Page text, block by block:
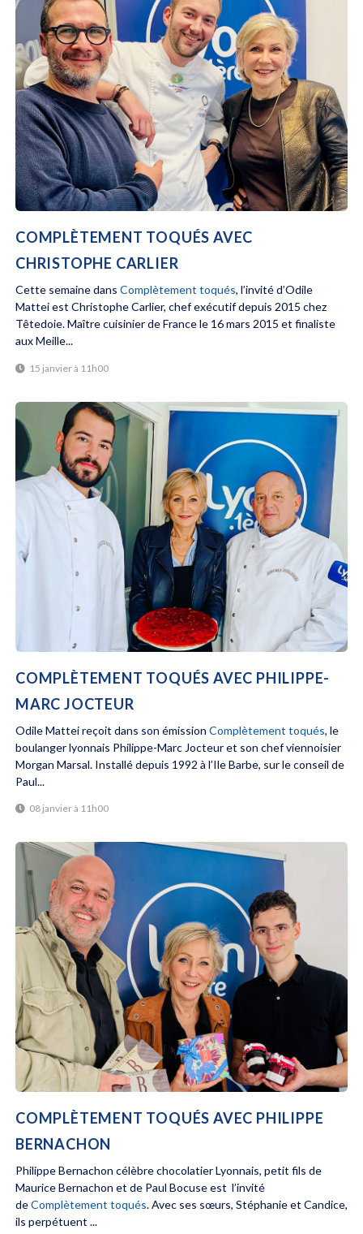
COMPLÈTEMENT TOQUÉS AVEC
CHRISTOPHE CARLIER
Cette semaine dans Complètement toqués, l’invité d’Odile
Mattei est Christophe Carlier, chef exécutif depuis 2015 chez
Têtedoie. Maître cuisinier de France le 16 mars 2015 et finaliste
aux Meille...
15 janvier à 11h00
COMPLÈTEMENT TOQUÉS AVEC PHILIPPE-
MARC JOCTEUR
Odile Mattei reçoit dans son émission Complètement toqués, le
boulanger lyonnais Philippe-Marc Jocteur et son chef viennoisier
Morgan Marsal. Installé depuis 1992 à l’Ile Barbe, sur le conseil de
Paul...
08 janvier à 11h00
COMPLÈTEMENT TOQUÉS AVEC PHILIPPE
BERNACHON
Philippe Bernachon célèbre chocolatier Lyonnais, petit fils de
Maurice Bernachon et de Paul Bocuse est l’invité
deComplètement toqués. Avec ses sœurs, Stéphanie et Candice,
ils perpétuent ...